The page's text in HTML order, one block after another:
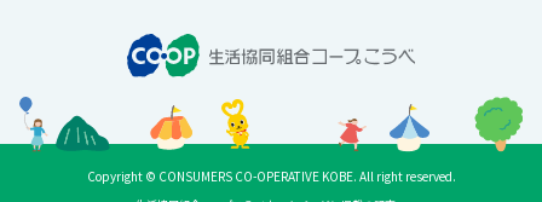
Copyright © CONSUMERS CO-OPERATIVE KOBE. All right reserved.